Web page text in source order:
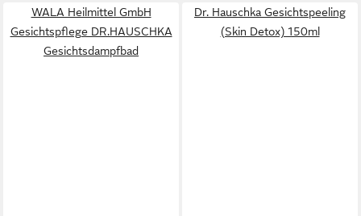
WALA Heilmittel GmbH
Gesichtspflege DR.HAUSCHKA
Gesichtsdampfbad
Dr. Hauschka Gesichtspeeling
(Skin Detox) 150ml